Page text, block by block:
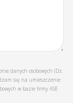
danych osobowych (Dz.
się na umieszczenie
w bazie firmy ASE